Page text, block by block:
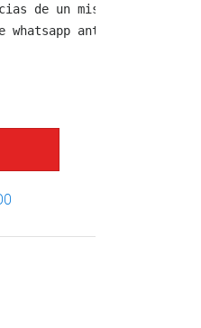
de un mismo producto.
antes de